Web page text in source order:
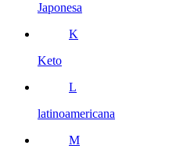
Japonesa
K
Keto
L
latinoamericana
M